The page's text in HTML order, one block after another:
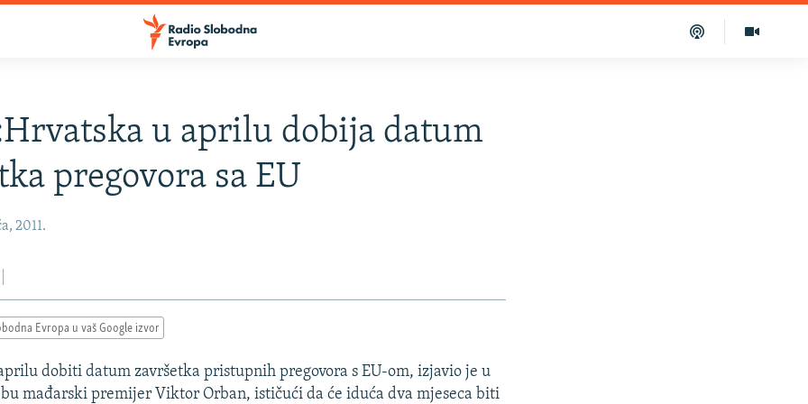
u aprilu dobija datum
pregovora sa EU
2011.
Evropa u vaš Google izvor
dobiti datum završetka pristupnih pregovora s EU-om, izjavio je u
mađarski premijer Viktor Orban, ističući da će iduća dva mjeseca biti